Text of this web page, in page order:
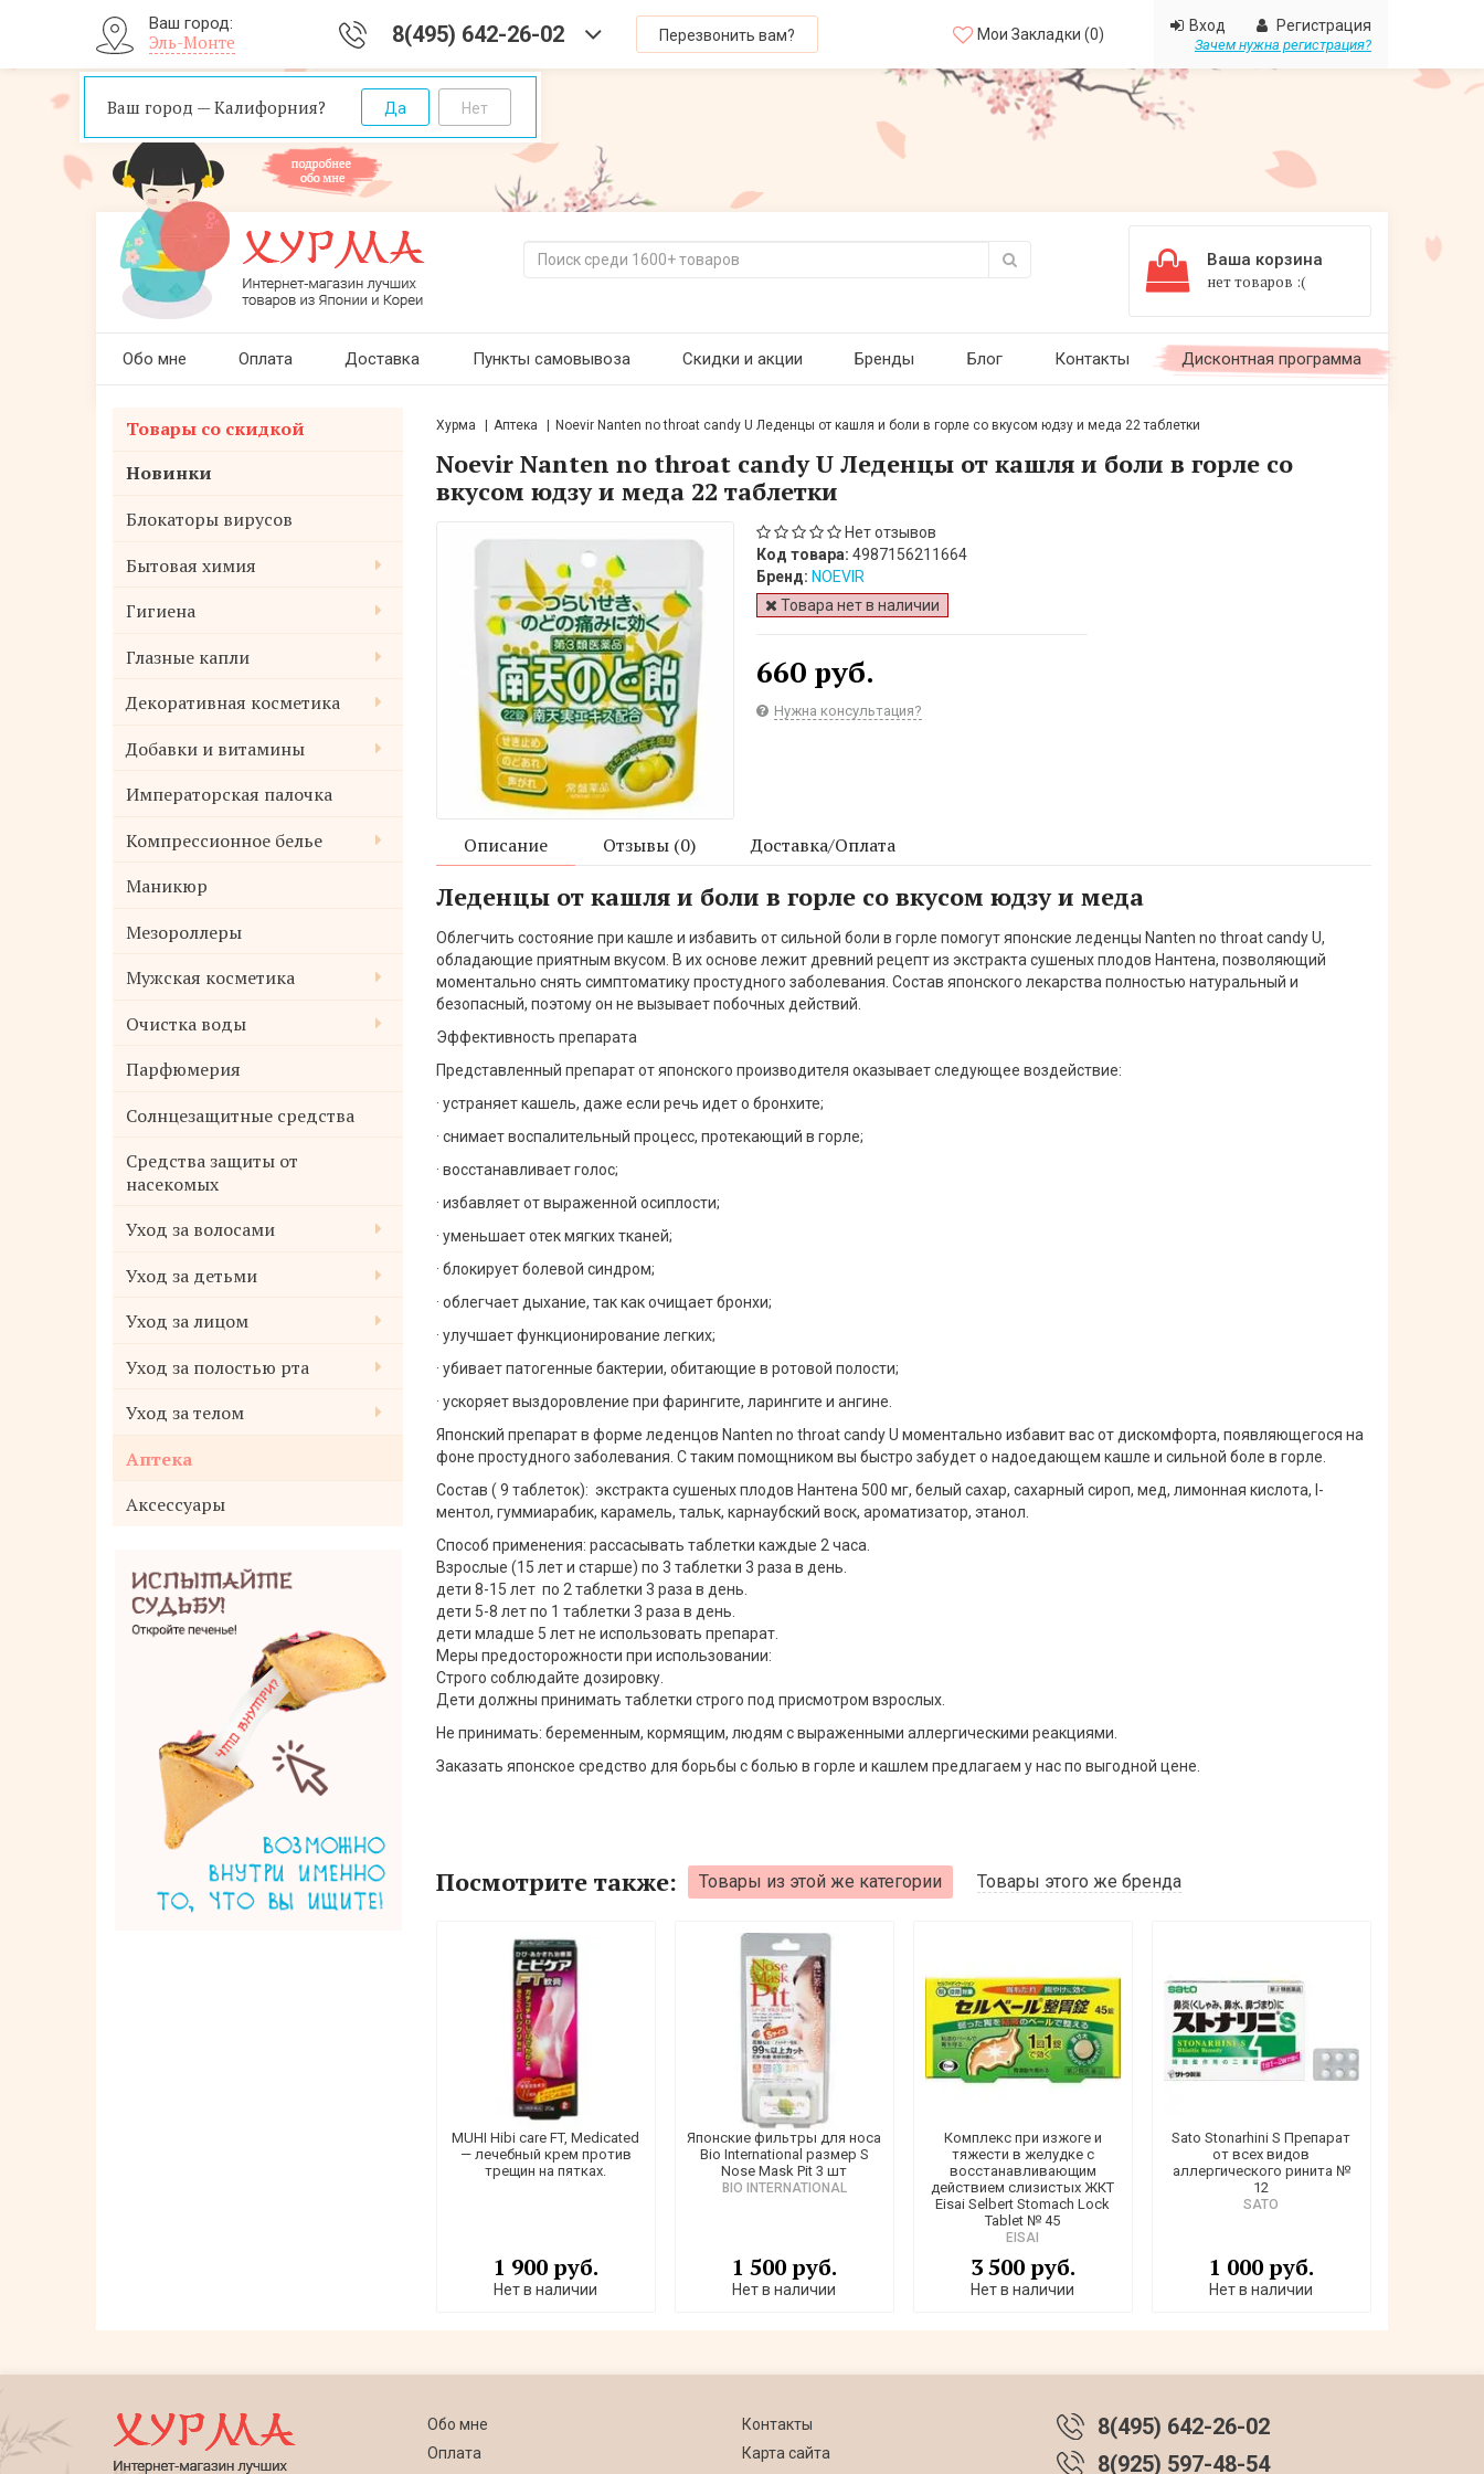
Ваш город:
Эль-Монте
Ваш город — Калифорния?
8(495) 642-26-02 Перезвонить вам? Мои Закладки (0)
Вход Регистрация
Зачем нужна регистрация?
Ваша корзина
нет товаров :(
Обо мне Оплата Доставка Пункты самовывоза Скидки и акции Бренды Блог Контакты Дисконтная программа
Товары со скидкой
Новинки
Блокаторы вирусов
Бытовая химия
Гигиена
Глазные капли
Декоративная косметика
Добавки и витамины
Императорская палочка
Компрессионное белье
Маникюр
Мезороллеры
Мужская косметика
Очистка воды
Парфюмерия
Солнцезащитные средства
Средства защиты от
насекомых
Уход за волосами
Уход за детьми
Уход за лицом
Уход за полостью рта
Уход за телом
Аптека
Аксессуары
Крем для рук SHINETREE с экстрактом
масла ши и лотоса 30 мл
129 руб.
Хурма Аптека Noevir Nanten no throat candy U Леденцы от кашля и боли в горле со вкусом юдзу и меда 22 таблетки
Noevir Nanten no throat candy U Леденцы от кашля и боли в горле со
вкусом юдзу и меда 22 таблетки
Нет отзывов
Код товара: 4987156211664
Бренд: NOEVIR
Товара нет в наличии
660 руб.
Нужна консультация?
Описание Отзывы (0) Доставка/Оплата
Леденцы от кашля и боли в горле со вкусом юдзу и меда
Облегчить состояние при кашле и избавить от сильной боли в горле помогут японские леденцы Nanten no throat candy U,
обладающие приятным вкусом. В их основе лежит древний рецепт из экстракта сушеных плодов Нантена, позволяющий
моментально снять симптоматику простудного заболевания. Состав японского лекарства полностью натуральный и
безопасный, поэтому он не вызывает побочных действий.
Эффективность препарата
Представленный препарат от японского производителя оказывает следующее воздействие:
· устраняет кашель, даже если речь идет о бронхите;
· снимает воспалительный процесс, протекающий в горле;
· восстанавливает голос;
· избавляет от выраженной осиплости;
· уменьшает отек мягких тканей;
· блокирует болевой синдром;
· облегчает дыхание, так как очищает бронхи;
· улучшает функционирование легких;
· убивает патогенные бактерии, обитающие в ротовой полости;
· ускоряет выздоровление при фарингите, ларингите и ангине.
Японский препарат в форме леденцов Nanten no throat candy U моментально избавит вас от дискомфорта, появляющегося на
фоне простудного заболевания. С таким помощником вы быстро забудет о надоедающем кашле и сильной боле в горле.
Состав ( 9 таблеток): экстракта сушеных плодов Нантена 500 мг, белый сахар, сахарный сироп, мед, лимонная кислота, l-
ментол, гуммиарабик, карамель, тальк, карнаубский воск, ароматизатор, этанол.
Способ применения: рассасывать таблетки каждые 2 часа.
Взрослые (15 лет и старше) по 3 таблетки 3 раза в день.
дети 8-15 лет по 2 таблетки 3 раза в день.
дети 5-8 лет по 1 таблетки 3 раза в день.
дети младше 5 лет не использовать препарат.
Меры предосторожности при использовании:
Строго соблюдайте дозировку.
Дети должны принимать таблетки строго под присмотром взрослых.
Не принимать: беременным, кормящим, людям с выраженными аллергическими реакциями.
Заказать японское средство для борьбы с болью в горле и кашлем предлагаем у нас по выгодной цене.
Посмотрите также: Товары из этой же категории Товары этого же бренда
MUHI Hibi care FT, Medicated
— лечебный крем против
трещин на пятках.
1 900 руб.
Нет в наличии
Японские фильтры для носа
Bio International размер S
Nose Mask Pit 3 шт
BIO INTERNATIONAL
1 500 руб.
Нет в наличии
Комплекс при изжоге и
тяжести в желудке с
восстанавливающим
действием слизистых ЖКТ
Eisai Selbert Stomach Lock
Tablet № 45
EISAI
3 500 руб.
Нет в наличии
Sato Stonarhini S Препарат
от всех видов
аллергического ринита №
12
SATO
1 000 руб.
Нет в наличии
Обо мне
Оплата
Контакты
Карта сайта
8(495) 642-26-02
8(925) 597-48-54